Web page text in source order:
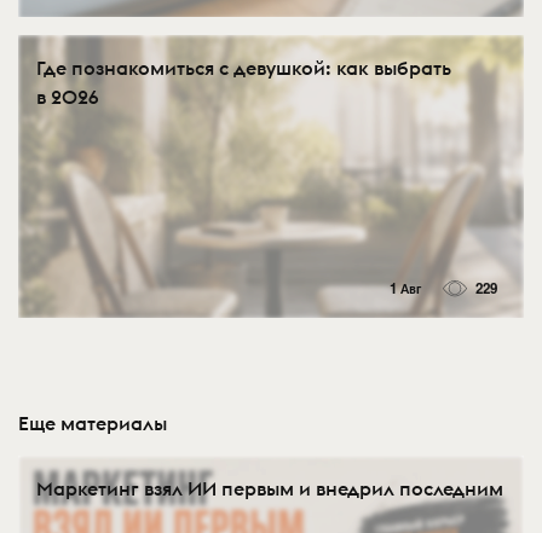
Где познакомиться с девушкой: как выбрать
в 2026
1 Авг 229
Еще материалы
Маркетинг взял ИИ первым и внедрил последним